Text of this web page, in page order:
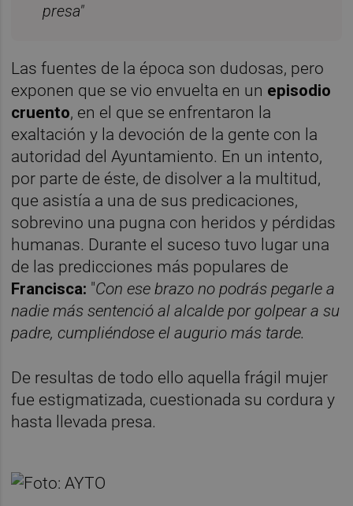
presa"
Las fuentes de la época son dudosas, pero
exponen que se vio envuelta en un episodio
cruento, en el que se enfrentaron la
exaltación y la devoción de la gente con la
autoridad del Ayuntamiento. En un intento,
por parte de éste, de disolver a la multitud,
que asistía a una de sus predicaciones,
sobrevino una pugna con heridos y pérdidas
humanas. Durante el suceso tuvo lugar una
de las predicciones más populares de
Francisca: "Con ese brazo no podrás pegarle a
nadie más sentenció al alcalde por golpear a su
padre, cumpliéndose el augurio más tarde.
De resultas de todo ello aquella frágil mujer
fue estigmatizada, cuestionada su cordura y
hasta llevada presa.